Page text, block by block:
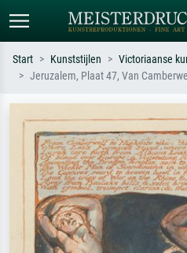
Zoek op kunstenaar, titel of stijl – bijv.
Monet, Sterrennacht, impressionisme,
Hokusai-golf, naakt.
Start Kunststijlen Victoriaanse
Jeruzalem, Plaat 47, Van